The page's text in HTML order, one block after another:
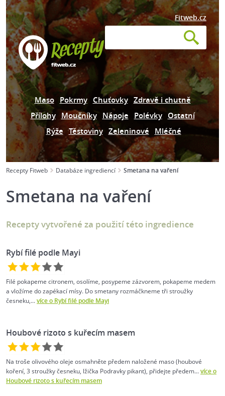
Fitweb.cz
Maso Pokrmy Chuťovky Zdravě i chutně
Přílohy Moučníky Nápoje Polévky Ostatní
Rýže Těstoviny Zeleninové Mléčné
Recepty Fitweb Databáze ingrediencí Smetana na vaření
Smetana na vaření
Recepty vytvořené za použití této ingredience
Rybí filé podle Mayi
Filé pokapeme citronem, osolíme, posypeme zázvorem, pokapeme medem
a vložíme do zapékací mísy. Do smetany rozmáčkneme tři stroužky
česneku,...více o Rybí filé podle Mayi
Houbové rizoto s kuřecím masem
Na troše olivového oleje osmahněte předem naložené maso (houbové
koření, 3 stroužky česneku, lžička Podravky pikant), přidejte předem...více o
Houbové rizoto s kuřecím masem